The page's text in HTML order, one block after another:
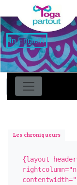
in English
Find
Les chroniqueurs
{layout